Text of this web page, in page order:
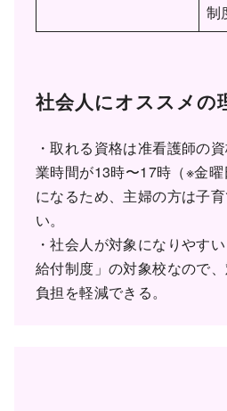
制
社会人にオススメの
・取れる資格は准看護師の
業時間が13時〜17時（※金曜
になるため、主婦の方は子
い。
・社会人が対象になりやす
給付制度」の対象校なので
負担を軽減できる。